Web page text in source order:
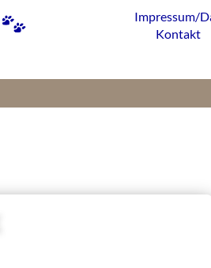
Impressum/
Kontakt